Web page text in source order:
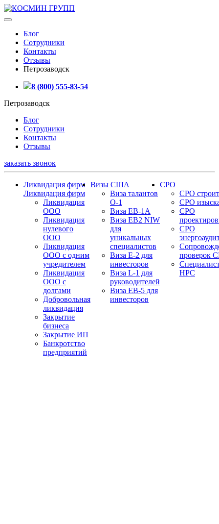
Блог
Сотрудники
Контакты
Отзывы
Петрозаводск
8 (800) 555-83-54
Петрозаводск
Блог
Сотрудники
Контакты
Отзывы
заказать звонок
Ликвидация фирм
Ликвидация фирм
Ликвидация
ООО
Ликвидация
нулевого
ООО
Ликвидация
ООО с одним
учредителем
Ликвидация
ООО с
долгами
Добровольная
ликвидация
Закрытие
бизнеса
Закрытие ИП
Банкротство
предприятий
Визы США
Виза талантов
О-1
Виза EB-1A
Виза EB2 NIW
для
уникальных
специалистов
Виза E-2 для
инвесторов
Виза L-1 для
руководителей
Виза EB-5 для
инвесторов
СРО
СРО
СРО
СРО
СРО
проверок
НРС